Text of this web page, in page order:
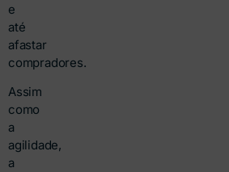
e
até
afastar
compradores.
Assim
como
a
agilidade,
a